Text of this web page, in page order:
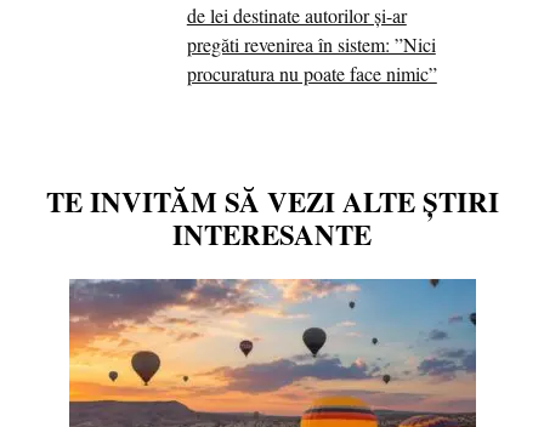
de lei destinate autorilor și-ar
pregăti revenirea în sistem: ”Nici
procuratura nu poate face nimic”
TE INVITĂM SĂ VEZI ALTE ȘTIRI
INTERESANTE